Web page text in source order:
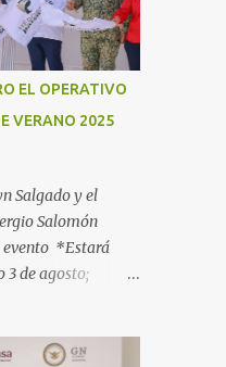
EL OPERATIVO
VERANO 2025
Salgado y el
Salomón
evento *Estará
de agosto;
al país